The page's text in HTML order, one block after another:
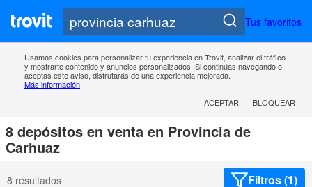
Tus favoritos
Usamos cookies para personalizar tu experiencia en Trovit, analizar el tráfico
y mostrarte contenido y anuncios personalizados. Si continúas navegando o
aceptas este aviso, disfrutarás de una experiencia mejorada.
Más información
ACEPTAR
BLOQUEAR
8 depósitos en venta en Provincia de
Carhuaz
8 resultados Filtros (1)